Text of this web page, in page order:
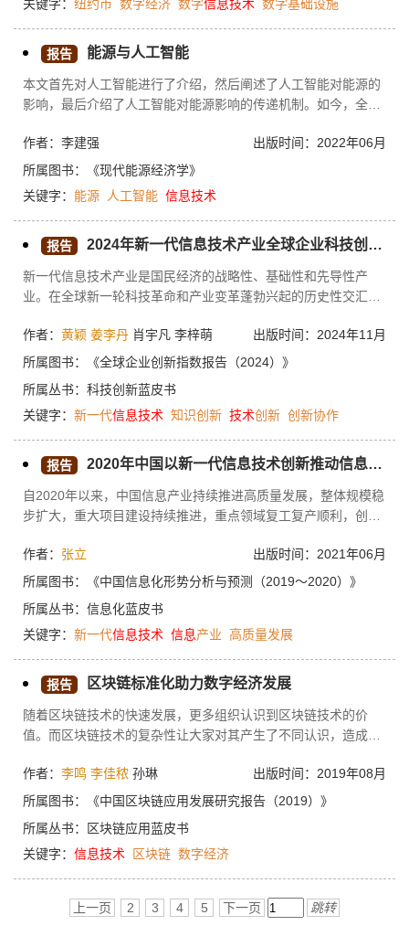
行了分析。接着梳理了纽约市在支持数字经济发展中采取的多项
举措，包括提供更先进的数字服务、推动数字技术劳动力发展、
持续强化城市网络安全能力等。最后根据《OTI 2022战略规划》
《让纽约为每个人服务行动计划》《2022年纽约市出版业经济影
响研究》《包容性经济之路》总结纽约市数字经济未来发展五大
趋势。
关键字： 纽约市 数字经济 数字信息技术 数字基础设施
报告 能源与人工智能
本文首先对人工智能进行了介绍，然后阐述了人工智能对能源的
影响，最后介绍了人工智能对能源影响的传递机制。如今，全球
台多项人工智能的专项规划与支持政策，力图在国际科技竞争中
掌握主导权。人工智能的渗透性使得能源产业与其他产业的生产
的研究对于降低高能耗、提升能源效率具有十分重要的意义。
出版时间：2022年06月
作者：李建强
所属图书：
《现代能源经济学》
关键字： 能源 人工智能 信息技术
报告 2024年新一代信息技术产业全球企业科技创新发展评价
新一代信息技术产业是国民经济的战略性、基础性和先导性产
业。在全球新一轮科技革命和产业变革蓬勃兴起的历史性交汇
沿科技的创新发展态势，进而优化科技资源配置和深化科技体制
改革具有重要意义。研究发现，美日企业科技创新实力强劲，中
业引领辐射作用有待增强；技术创新有赖于基础科学的发展；各
国企业积极融入全球创新生态，战略合作成为提升创新协作水平
的关键手段。未来的优化路径包括明确新一代信息技术产业战略
定位，形成数字技术有机赋能的“复合体”；培育科技创新龙头企
业，高质量建设新一代信息技术产业集群“双核心”；加强新一代
信息技术的基础研究，打造关键核心技术自主创新的“生态势”；
持续深化国际交流和对外开放，打造互惠共赢的“协作生态”。
出版时间：2024年11月
作者： 黄颖 姜李丹 肖宇凡 李梓萌
所属图书：
《全球企业创新指数报告（2024）》
所属丛书： 科技创新蓝皮书
关键字： 新一代信息技术 知识创新 技术创新 创新协作
报告 2020年中国以新一代信息技术创新推动信息产业发展 打造高质量发展新引擎
自2020年以来，中国信息产业持续推进高质量发展，整体规模稳
步扩大，重大项目建设持续推进，重点领域复工复产顺利，创新
业变革的引领力量、传统产业转型升级的引擎、新发展格局构建
的支撑底座以及实现国家安全战略的关键支撑。与此同时，信息
内外部隐忧。为破解产业发展难题，提振产业发展内生动力，建
议应夯实产业核心技术底座，构建自主演进的创新生态，提升产
业链供应链水平，拓展国际开放合作新空间，提升产业治理水
平。
出版时间：2021年06月
作者： 张立
所属图书：
《中国信息化形势分析与预测（2019～2020）》
所属丛书： 信息化蓝皮书
关键字： 新一代信息技术 信息产业 高质量发展
报告 区块链标准化助力数字经济发展
随着区块链技术的快速发展，更多组织认识到区块链技术的价
值。而区块链技术的复杂性让大家对其产生了不同认识，造成了
好的区块链生态环境，本文介绍了国内外区块链标准化相关工作
和产业现状，并对区块链标准化和产业化进行了分析和思考，为
出版时间：2019年08月
作者： 李鸣 李佳秾 孙琳
所属图书：
《中国区块链应用发展研究报告（2019）》
所属丛书：
区块链应用蓝皮书
关键字： 信息技术 区块链 数字经济
上一页 2 3 4 5 下一页 跳转